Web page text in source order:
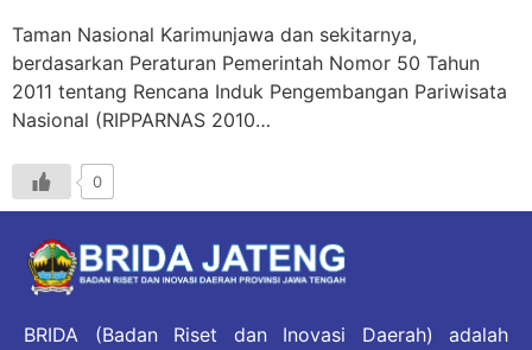
Taman Nasional Karimunjawa dan sekitarnya,
berdasarkan Peraturan Pemerintah Nomor 50 Tahun
2011 tentang Rencana Induk Pengembangan Pariwisata
Nasional (RIPPARNAS 2010…
0
BRIDA (Badan Riset dan Inovasi Daerah) adalah